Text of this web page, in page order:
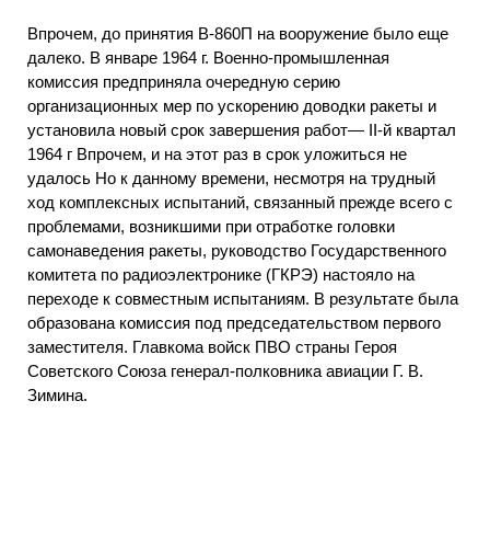
Впрочем, до принятия В-860П на вооружение было еще
далеко. В январе 1964 г. Военно-промышленная
комиссия предприняла очередную серию
организационных мер по ускорению доводки ракеты и
установила новый срок завершения работ— II-й квартал
1964 г Впрочем, и на этот раз в срок уложиться не
удалось Но к данному времени, несмотря на трудный
ход комплексных испытаний, связанный прежде всего с
проблемами, возникшими при отработке головки
самонаведения ракеты, руководство Государственного
комитета по радиоэлектронике (ГКРЭ) настояло на
переходе к совместным испытаниям. В результате была
образована комиссия под председательством первого
заместителя. Главкома войск ПВО страны Героя
Советского Союза генерал-полковника авиации Г. В.
Зимина.